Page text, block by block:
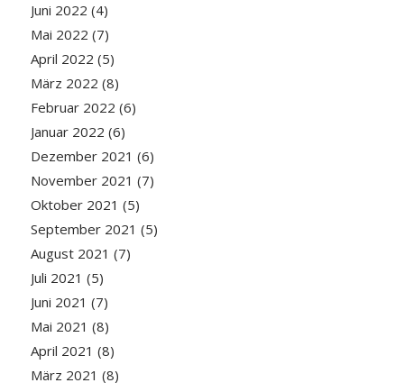
Juni 2022 (4)
Mai 2022 (7)
April 2022 (5)
März 2022 (8)
Februar 2022 (6)
Januar 2022 (6)
Dezember 2021 (6)
November 2021 (7)
Oktober 2021 (5)
September 2021 (5)
August 2021 (7)
Juli 2021 (5)
Juni 2021 (7)
Mai 2021 (8)
April 2021 (8)
März 2021 (8)